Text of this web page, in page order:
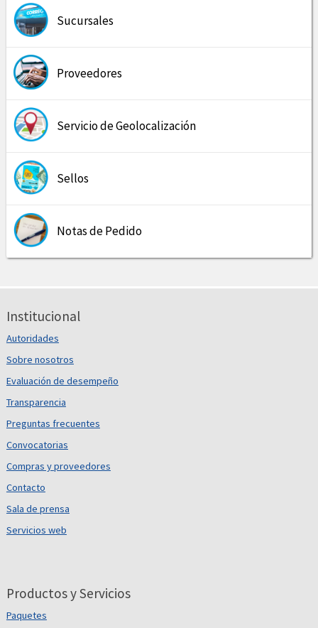
Sucursales
Proveedores
Servicio de Geolocalización
Sellos
Notas de Pedido
Institucional
Autoridades
Sobre nosotros
Evaluación de desempeño
Transparencia
Preguntas frecuentes
Convocatorias
Compras y proveedores
Contacto
Sala de prensa
Servicios web
Productos y Servicios
Paquetes